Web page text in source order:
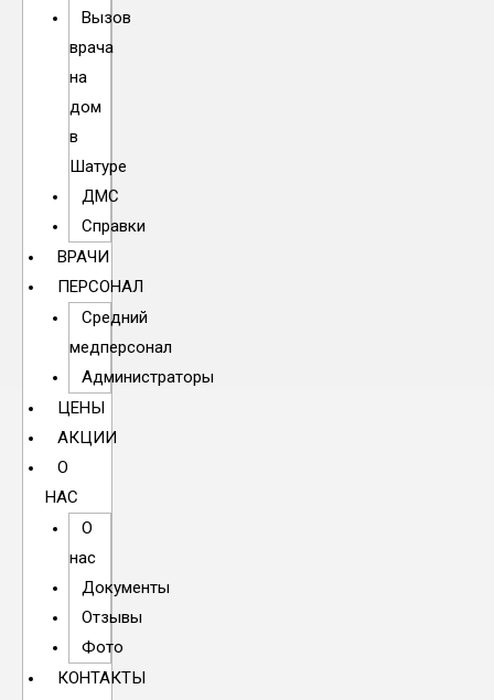
Вызов
врача
на
дом
в
Шатуре
ДМС
Справки
ВРАЧИ
ПЕРСОНАЛ
Средний
медперсонал
Администраторы
ЦЕНЫ
АКЦИИ
О
НАС
О
нас
Документы
Отзывы
Фото
КОНТАКТЫ